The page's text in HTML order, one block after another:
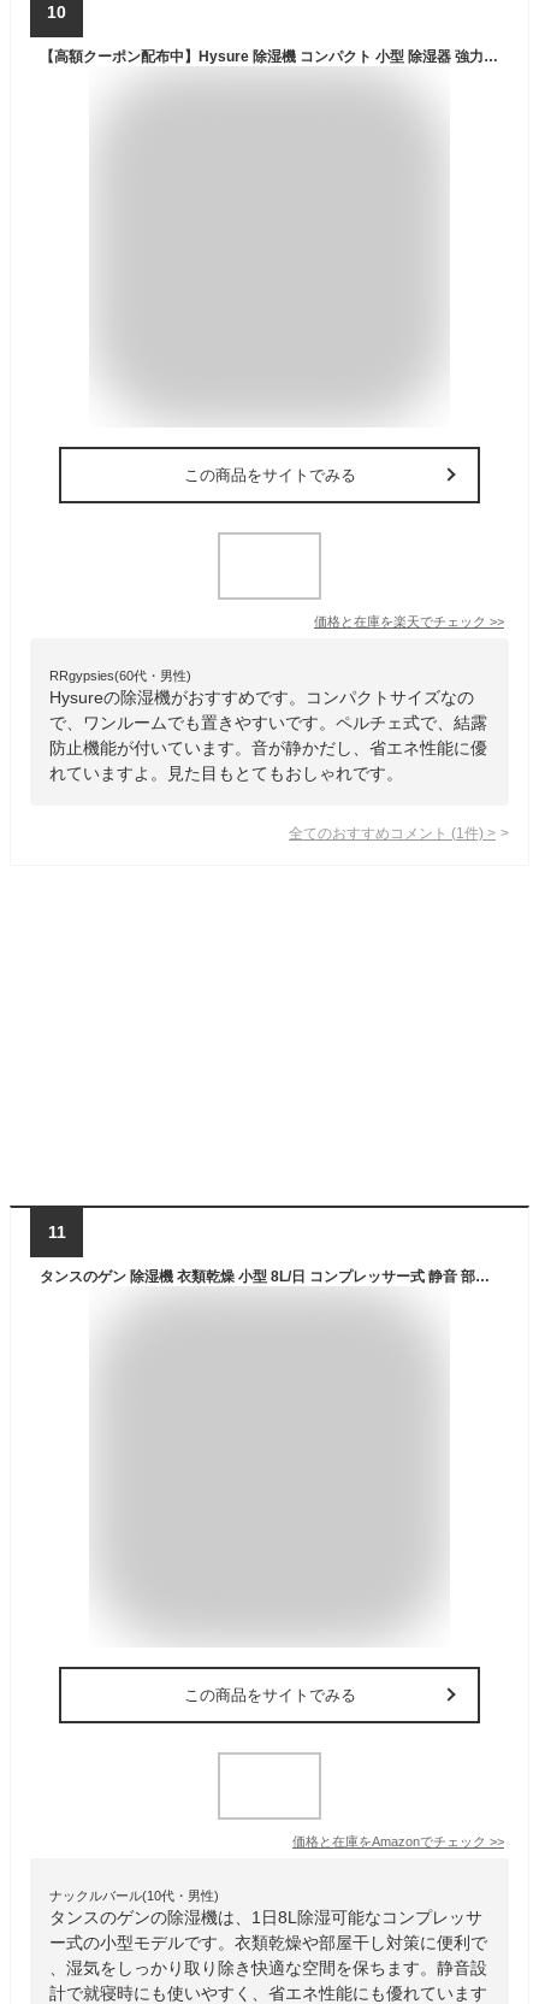
10
【高額クーポン配布中】Hysure 除湿機 コンパクト 小型 除湿器 強力除湿 軽量 梅雨対策 カビ防止 部屋干し 大容量 水タンク 結露防止機能付き ペルチェ式 ランプ付き 消臭 除菌 静音 省エネ 洗面台 脱衣所 寝室 ホワイト 送料無料 保証1年
この商品をサイトでみる
価格と在庫を楽天でチェック >>
RRgypsies(60代・男性)
Hysureの除湿機がおすすめです。コンパクトサイズなの
で、ワンルームでも置きやすいです。ペルチェ式で、結露
防止機能が付いています。音が静かだし、省エネ性能に優
れていますよ。見た目もとてもおしゃれです。
全てのおすすめコメント (1 件) >
11
タンスのゲン 除湿機 衣類乾燥 小型 8L/日 コンプレッサー式 静音 部屋干し キャスター付き 省エネ コンパクト 除湿器 小型 連続排水 79800021(119763)
この商品をサイトでみる
価格と在庫をAmazonでチェック >>
ナックルバール(10代・男性)
タンスのゲンの除湿機は、1日8L除湿可能なコンプレッサ
ー式の小型モデルです。衣類乾燥や部屋干し対策に便利で
、湿気をしっかり取り除き快適な空間を保ちます。静音設
計で就寝時にも使いやすく、省エネ性能にも優れています